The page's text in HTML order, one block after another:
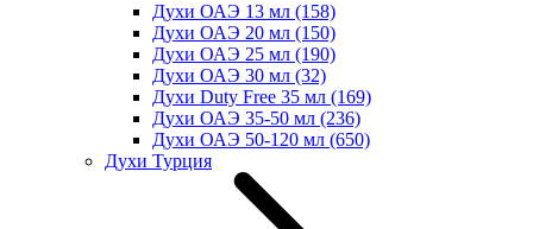
Духи ОАЭ 13 мл (158)
Духи ОАЭ 20 мл (150)
Духи ОАЭ 25 мл (190)
Духи ОАЭ 30 мл (32)
Духи Duty Free 35 мл (169)
Духи ОАЭ 35-50 мл (236)
Духи ОАЭ 50-120 мл (650)
Духи Турция